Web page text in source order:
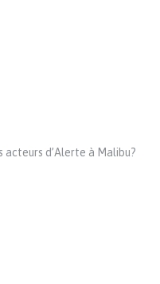
acteurs d’Alerte à Malibu?